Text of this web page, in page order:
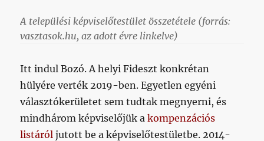
A települési képviselőtestület összetétele (forrás:
vasztasok.hu, az adott évre linkelve)
Itt indul Bozó. A helyi Fideszt konkrétan
hülyére verték 2019-ben. Egyetlen egyéni
választókerületet sem tudtak megnyerni, és
mindhárom képviselőjük akompenzációs
listáról jutott be a képviselőtestületbe. 2014-